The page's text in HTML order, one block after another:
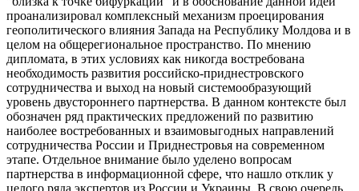
проанализировал комплексный механизм проецирования
геополитического влияния Запада на Республику Молдова и в
целом на общерегиональное пространство. По мнению
дипломата, в этих условиях как никогда востребована
необходимость развития российско-приднестровского
сотрудничества и выход на новый системообразующий
уровень двустороннего партнерства. В данном контексте был
обозначен ряд практических предложений по развитию
наиболее востребованных и взаимовыгодных направлений
сотрудничества России и Приднестровья на современном
этапе. Отдельное внимание было уделено вопросам
партнерства в информационной сфере, что нашло отклик у
целого ряда экспертов из России и Украины. В свою очередь